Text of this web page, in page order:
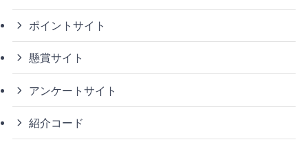
ポイントサイト
懸賞サイト
アンケートサイト
紹介コード